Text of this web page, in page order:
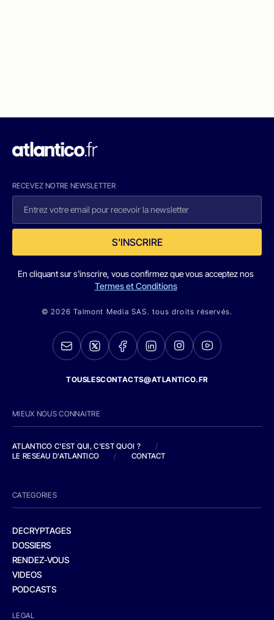
RECEVEZ NOTRE NEWSLETTER
S'INSCRIRE
En cliquant sur s'inscrire, vous confirmez que vous acceptez nos
Termes et Conditions
© 2026 Talmont Media SAS. tous droits réservés.
TOUSLESCONTACTS@ATLANTICO.FR
MIEUX NOUS CONNAITRE
ATLANTICO C'EST QUI, C'EST QUOI ?
/
LE RESEAU D'ATLANTICO
/ CONTACT
CATEGORIES
DECRYPTAGES
DOSSIERS
RENDEZ-VOUS
VIDEOS
PODCASTS
LEGAL